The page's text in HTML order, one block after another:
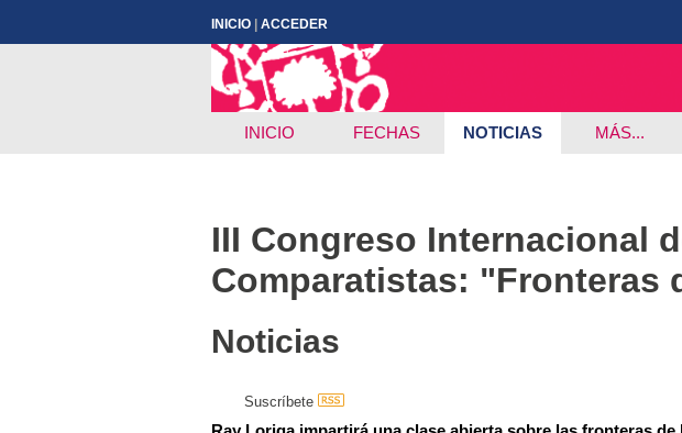
INICIO ACCEDER
INICIO FECHAS NOTICIAS MÁS...
III Congreso Internacional
Comparatistas: "Fronteras
Noticias
Suscríbete